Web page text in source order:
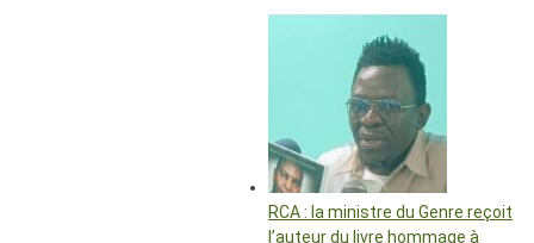
RCA : la ministre du Genre reçoit
l’auteur du livre hommage à